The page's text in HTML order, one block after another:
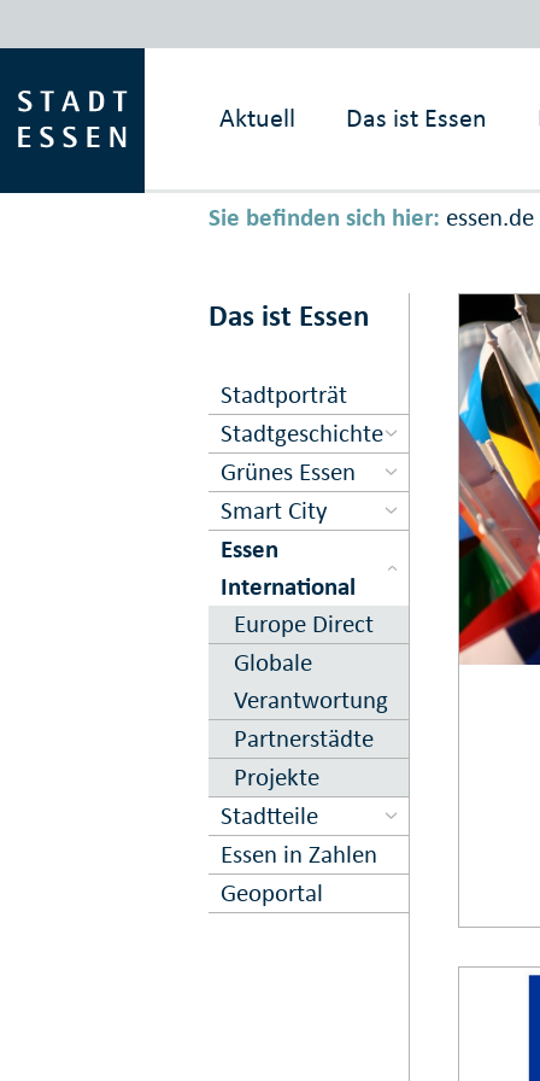
Aktuell Das ist Essen
Sie befinden sich hier: essen.de
Das ist Essen
Stadtporträt
Stadtgeschichte
Grünes Essen
Smart City
Essen
International
Europe Direct
Globale
Verantwortung
Partnerstädte
Projekte
Stadtteile
Essen in Zahlen
Geoportal